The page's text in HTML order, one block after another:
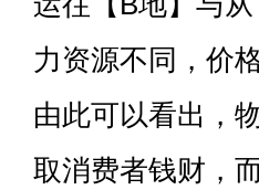
力资源不同，价
由此可以看出，
取消费者钱财，